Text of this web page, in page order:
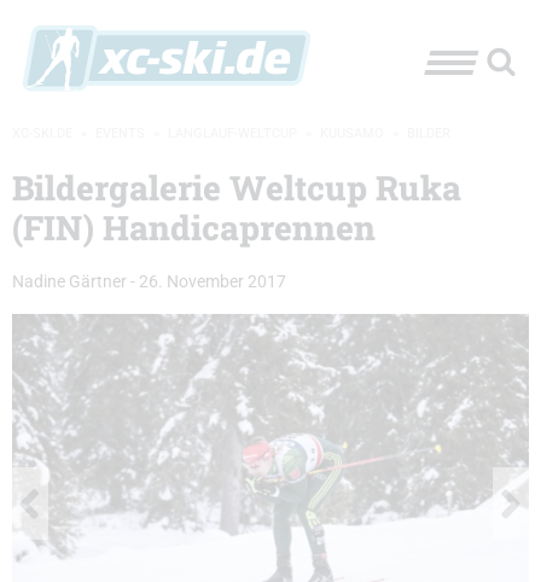
Bildergalerie Weltcup Ruka
(FIN) Handicaprennen
Nadine Gärtner - 26. November 2017